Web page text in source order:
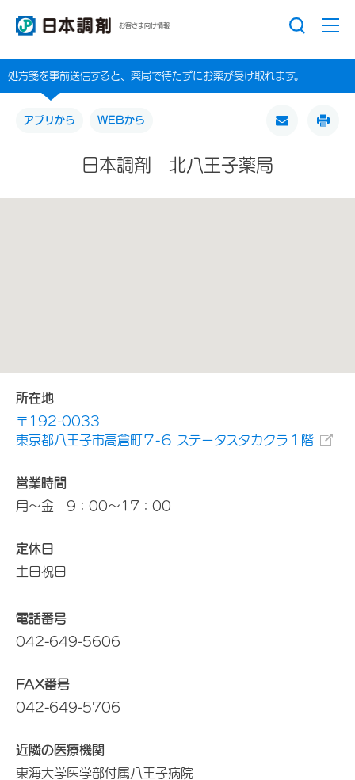
お客さま向け情報
処方箋を事前送信すると、薬局で待たずにお薬が受け取れます。
アプリから WEBから
日本調剤 北八王子薬局
所在地
〒192-0033
東京都八王子市高倉町７-６ ステータスタカクラ１階
営業時間
月～金 9：00～17：00
定休日
土日祝日
電話番号
042-649-5606
FAX番号
042-649-5706
近隣の医療機関
東海大学医学部付属八王子病院